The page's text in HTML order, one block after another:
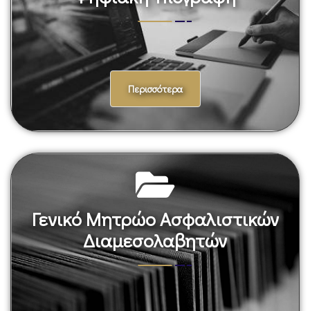
Ψηφιακή Υπογραφή
Περισσότερα
Γενικό Μητρώο Ασφαλιστικών
Διαμεσολαβητών